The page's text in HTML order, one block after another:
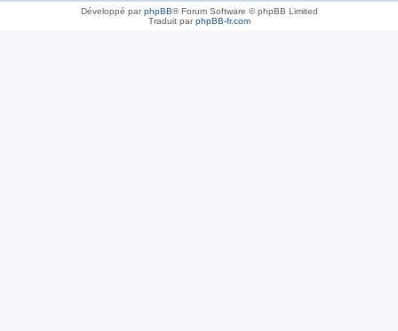
Développé parphpBB® Forum Software © phpBB Limited
Traduit parphpBB-fr.com